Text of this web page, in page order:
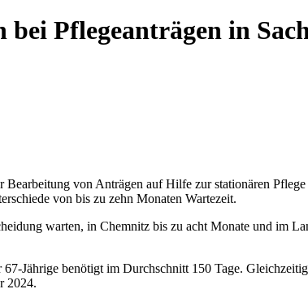
Pflegeanträgen in
von Anträgen auf Hilfe zur stationären
von bis zu zehn Monaten Wartezeit.
warten, in Chemnitz bis zu acht Monate und im
Jährige benötigt im Durchschnitt 150 Tage.
2024.